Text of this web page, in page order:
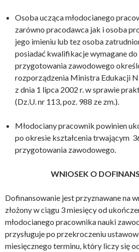
Osoba ucząca młodocianego
zarówno pracodawca jak i osoba
jego imieniu lub tez osoba
posiadać kwalifikacje wymagane
przygotowania zawodowego
rozporządzenia Ministra Edukacji
z dnia 1 lipca 2002 r. w sprawie
(Dz.U. nr 113, poz. 988 ze zm.).
Młodociany pracownik powinien
po okresie kształcenia trwającym
przygotowania zawodowego.
WNIOSEK O
Dofinansowanie jest przyznawane na
złożony w ciągu 3 miesięcy od
młodocianego pracownika nauki
przysługuje po przekroczeniu
miesięcznego terminu, który liczy się